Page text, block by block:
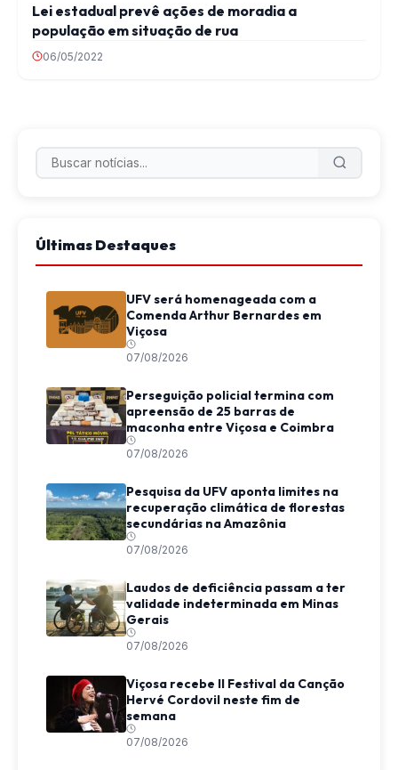
Lei estadual prevê ações de moradia a
população em situação de rua
06/05/2022
Últimas Destaques
UFV será homenageada com a
Comenda Arthur Bernardes em
Viçosa
07/08/2026
Perseguição policial termina com
apreensão de 25 barras de
maconha entre Viçosa e Coimbra
07/08/2026
Pesquisa da UFV aponta limites na
recuperação climática de florestas
secundárias na Amazônia
07/08/2026
Laudos de deficiência passam a ter
validade indeterminada em Minas
Gerais
07/08/2026
Viçosa recebe II Festival da Canção
Hervé Cordovil neste fim de
semana
07/08/2026